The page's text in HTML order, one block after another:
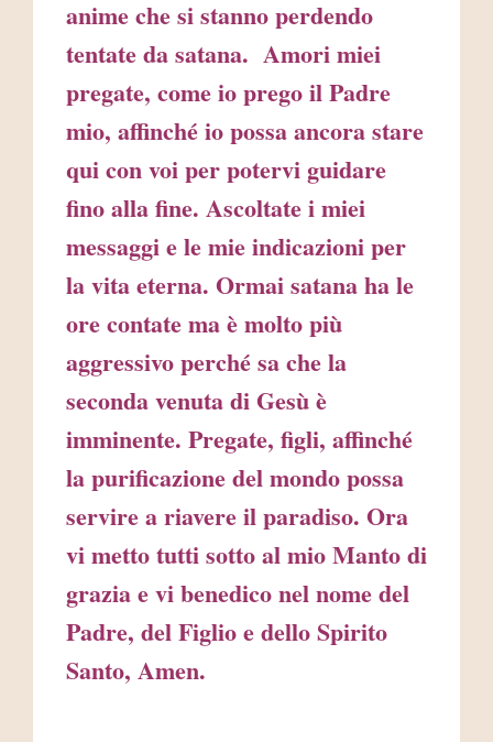
anime che si stanno perdendo
tentate da satana. Amori miei
pregate, come io prego il Padre
mio, affinché io possa ancora stare
qui con voi per potervi guidare
fino alla fine. Ascoltate i miei
messaggi e le mie indicazioni per
la vita eterna. Ormai satana ha le
ore contate ma è molto più
aggressivo perché sa che la
seconda venuta di Gesù è
imminente. Pregate, figli, affinché
la purificazione del mondo possa
servire a riavere il paradiso. Ora
vi metto tutti sotto al mio Manto di
grazia e vi benedico nel nome del
Padre, del Figlio e dello Spirito
Santo, Amen.